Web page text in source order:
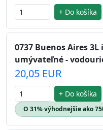
+ Do košíka
0737 Buenos Aires
umývateľné -
20,05 EUR
+ Do košíka
O 31% výhodnejšie ako